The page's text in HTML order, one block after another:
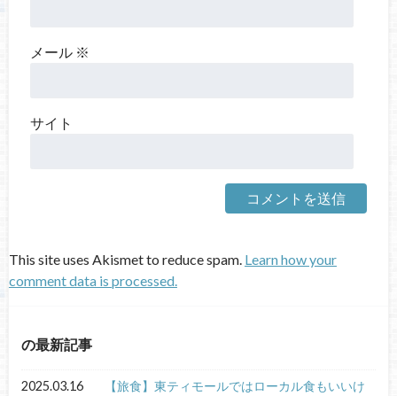
メール ※
サイト
This site uses Akismet to reduce spam. Learn how your
comment data is processed.
の最新記事
2025.03.16
【旅食】東ティモールではローカル食もいいけ